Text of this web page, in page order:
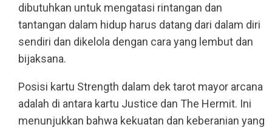
dibutuhkan untuk mengatasi rintangan dan
tantangan dalam hidup harus datang dari dalam diri
sendiri dan dikelola dengan cara yang lembut dan
bijaksana.
Posisi kartu Strength dalam dek tarot mayor arcana
adalah di antara kartu Justice dan The Hermit. Ini
menunjukkan bahwa kekuatan dan keberanian yang